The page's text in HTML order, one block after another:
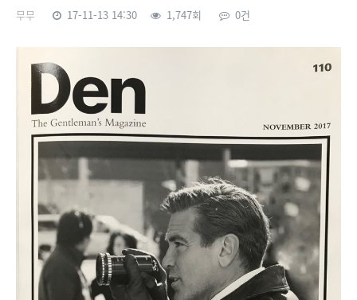
무무 17-11-13 14:30 1,747회 0건